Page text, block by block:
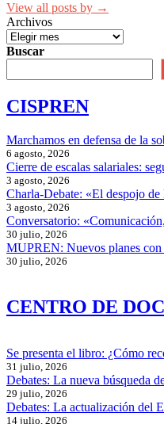
View all posts by →
Archivos
Buscar
CISPREN
Marchamos en defensa de la
6 agosto, 2026
Cierre de escalas salariales:
3 agosto, 2026
Charla-Debate: «El despojo de
3 agosto, 2026
Conversatorio:
30 julio, 2026
MUPREN: Nuevos planes con
30 julio, 2026
CENTRO DE
Se presenta el libro: ¿Cómo
31 julio, 2026
Debates: La nueva búsqueda
29 julio, 2026
Debates: La actualización del
14 julio, 2026